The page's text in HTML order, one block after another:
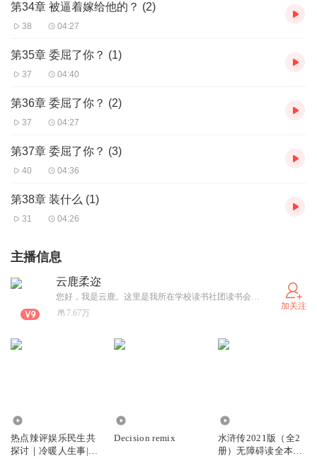
第34章 被逼着嫁给他的？ (2)
38 04:27
第35章 委屈了你？ (1)
37 04:40
第36章 委屈了你？ (2)
37 04:27
第37章 委屈了你？ (3)
40 04:36
第38章 装什么 (1)
31 04:26
主播信息
云鹿柔迩
您好，我是云鹿。这里是我所在学校读书社团读书会的一些阅读的作业课件 因时间有限且制作技术不是很精良请谅解我的粗制。我正在努力学习和探索制作有声读物。真是一门学问 。同时感谢大家希望能一起共同支持正版 。生命是时间轴的昙花一现，瞬间也要努力绽放的爱。
7.67万
加关注
热点辣评娱乐民生共
探讨｜冷暖人生事|大
Decision remix
水浒传2021版（全2
册）无障碍读全本经